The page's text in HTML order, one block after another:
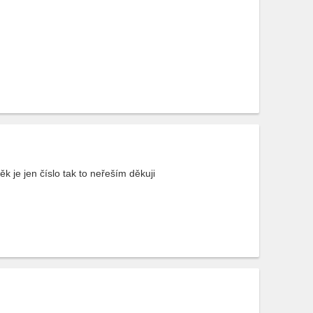
je jen číslo tak to neřeším děkuji